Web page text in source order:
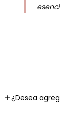
¿Desea